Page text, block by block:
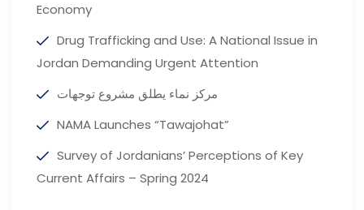
Economy
Drug Trafficking and Use: A National Issue in
Jordan Demanding Urgent Attention
مركز نماء يطلق مشروع توجهات
NAMA Launches “Tawajohat”
Survey of Jordanians’ Perceptions of Key
Current Affairs – Spring 2024